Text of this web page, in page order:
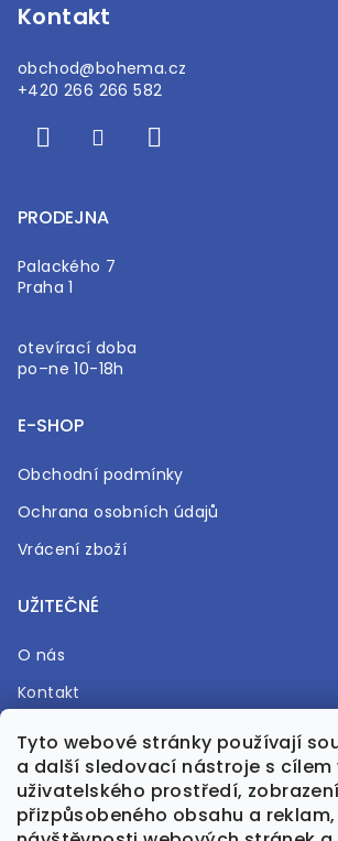
Tyto webové stránky používají
a další sledovací nástroje s cílem
uživatelského prostředí, zobrazení
přizpůsobeného obsahu a
Kontakt
obchod@bohema.cz
+420 266 266 582
PRODEJNA
Palackého 7
Praha 1
otevírací doba
po–ne 10-18h
E-SHOP
Obchodní podmínky
Ochrana osobních údajů
Vrácení zboží
UŽITEČNÉ
O nás
Kontakt
Časté otázky
Prodejna